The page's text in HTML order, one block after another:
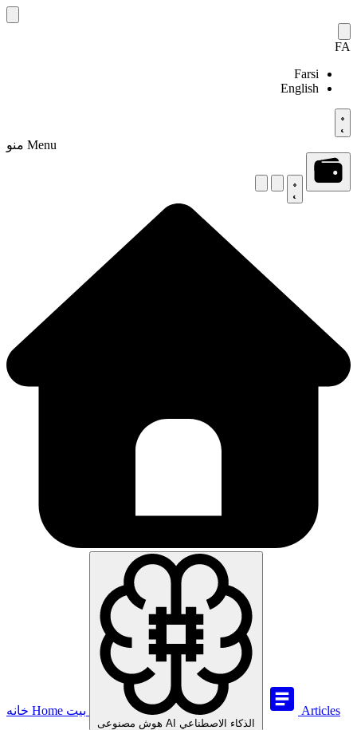
Skip
to
FA
Farsi
English
منو Menu
Home
هوش مصنوعی AI الذكاء الاصطناعي
Articles